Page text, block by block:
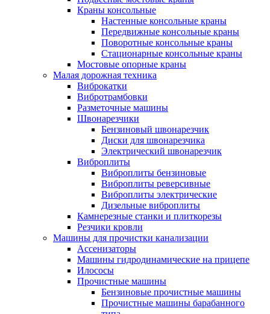
Краны консольные
Настенные консольные краны
Передвижные консольные краны
Поворотные консольные краны
Стационарные консольные краны
Мостовые опорные краны
Малая дорожная техника
Виброкатки
Вибротрамбовки
Разметочные машины
Швонарезчики
Бензиновый швонарезчик
Диски для швонарезчика
Электрический швонарезчик
Виброплиты
Виброплиты бензиновые
Виброплиты реверсивные
Виброплиты электрические
Дизельные виброплиты
Камнерезные станки и плиткорезы
Резчики кровли
Машины для прочистки канализации
Ассенизаторы
Машины гидродинамические на прицепе
Илососы
Прочистные машины
Бензиновые прочистные машины
Прочистные машины барабанного